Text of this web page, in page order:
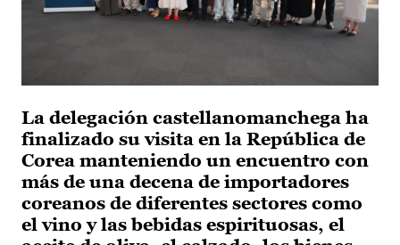
La delegación castellanomanchega ha
finalizado su visita en la República de
Corea manteniendo un encuentro con
más de una decena de importadores
coreanos de diferentes sectores como
el vino y las bebidas espirituosas, el